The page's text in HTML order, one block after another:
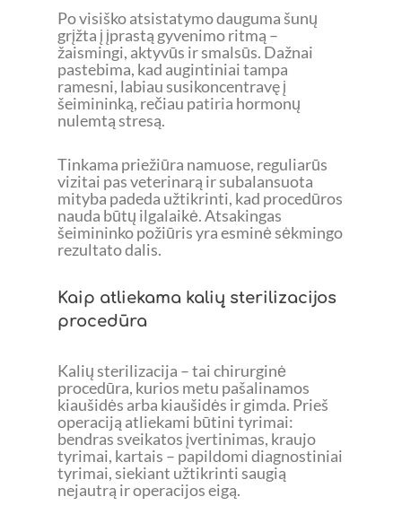
Po visiško atsistatymo dauguma šunų
grįžta į įprastą gyvenimo ritmą –
žaismingi, aktyvūs ir smalsūs. Dažnai
pastebima, kad augintiniai tampa
ramesni, labiau susikoncentravę į
šeimininką, rečiau patiria hormonų
nulemtą stresą.
Tinkama priežiūra namuose, reguliarūs
vizitai pas veterinarą ir subalansuota
mityba padeda užtikrinti, kad procedūros
nauda būtų ilgalaikė. Atsakingas
šeimininko požiūris yra esminė sėkmingo
rezultato dalis.
Kaip atliekama kalių sterilizacijos
procedūra
Kalių sterilizacija – tai chirurginė
procedūra, kurios metu pašalinamos
kiaušidės arba kiaušidės ir gimda. Prieš
operaciją atliekami būtini tyrimai:
bendras sveikatos įvertinimas, kraujo
tyrimai, kartais – papildomi diagnostiniai
tyrimai, siekiant užtikrinti saugią
nejautrą ir operacijos eigą.